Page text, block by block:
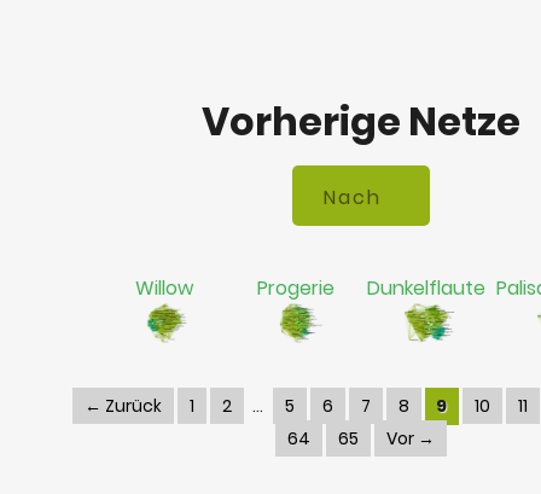
Vorherige Netze
Willow Progerie Dunkelflaute
← Zurück 1 2 5 6 7 8 9 10
11
64
65 Vor →